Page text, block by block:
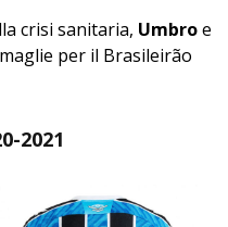
crisi sanitaria, Umbroe
per il Brasileirão
2021